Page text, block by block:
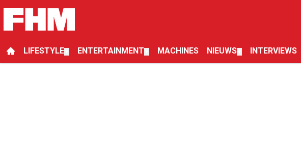
LIFESTYLE ENTERTAINMENT MACHINES NIEUWS INTERVIEWS